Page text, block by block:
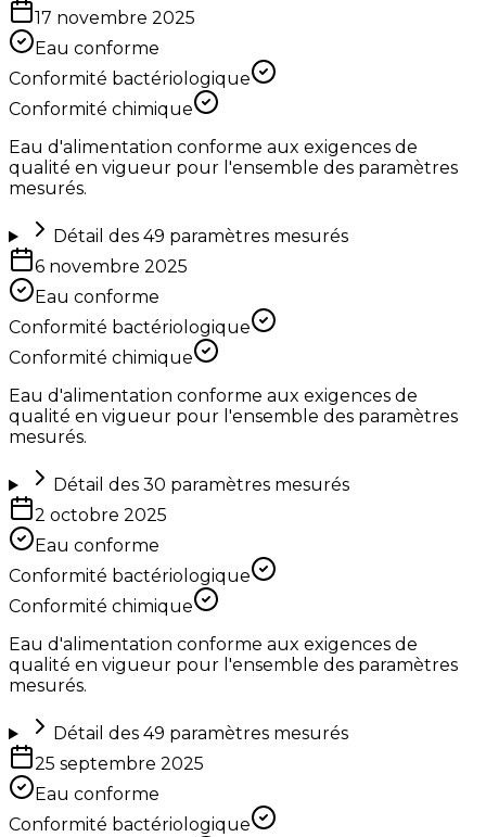
17 novembre 2025
Eau conforme
Conformité bactériologique
Conformité chimique
Eau d'alimentation conforme aux exigences de
qualité en vigueur pour l'ensemble des paramètres
mesurés.
Détail des 49 paramètres mesurés
6 novembre 2025
Eau conforme
Conformité bactériologique
Conformité chimique
Eau d'alimentation conforme aux exigences de
qualité en vigueur pour l'ensemble des paramètres
mesurés.
Détail des 30 paramètres mesurés
2 octobre 2025
Eau conforme
Conformité bactériologique
Conformité chimique
Eau d'alimentation conforme aux exigences de
qualité en vigueur pour l'ensemble des paramètres
mesurés.
Détail des 49 paramètres mesurés
25 septembre 2025
Eau conforme
Conformité bactériologique